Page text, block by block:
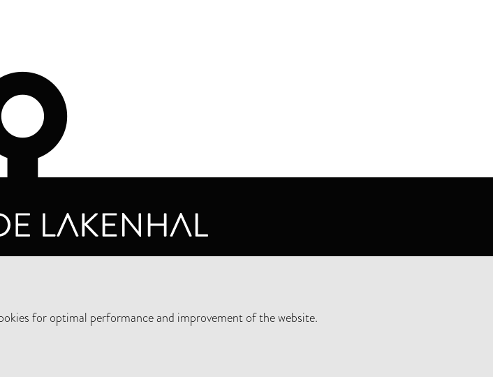
for optimal performance and improvement of the website.